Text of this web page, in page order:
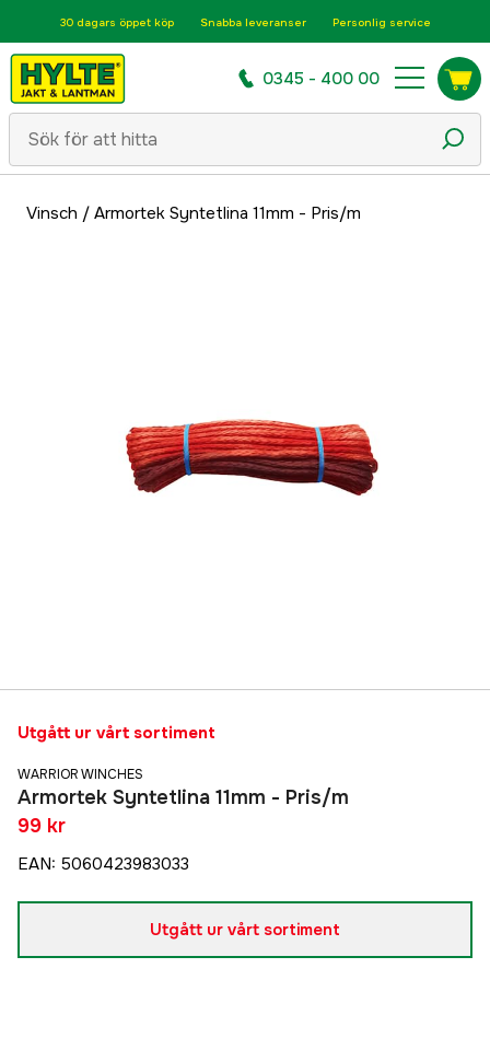
30 dagars öppet köp Snabba leveranser Personlig service
0345 - 400 00
Vinsch / Armortek Syntetlina 11mm - Pris/m
Utgått ur vårt sortiment
WARRIOR WINCHES
Armortek Syntetlina 11mm - Pris/m
99 kr
EAN: 5060423983033
Utgått ur vårt sortiment